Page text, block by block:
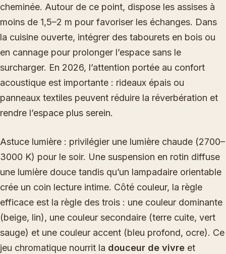
cheminée. Autour de ce point, dispose les assises à
moins de 1,5–2 m pour favoriser les échanges. Dans
la cuisine ouverte, intégrer des tabourets en bois ou
en cannage pour prolonger l’espace sans le
surcharger. En 2026, l’attention portée au confort
acoustique est importante : rideaux épais ou
panneaux textiles peuvent réduire la réverbération et
rendre l’espace plus serein.
Astuce lumière : privilégier une lumière chaude (2700–
3000 K) pour le soir. Une suspension en rotin diffuse
une lumière douce tandis qu’un lampadaire orientable
crée un coin lecture intime. Côté couleur, la règle
efficace est la règle des trois : une couleur dominante
(beige, lin), une couleur secondaire (terre cuite, vert
sauge) et une couleur accent (bleu profond, ocre). Ce
jeu chromatique nourrit la douceur de vivre et